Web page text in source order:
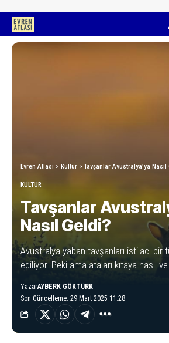
Evren Atlası > Kültür >Tavşanlar Avustralya’ya Nasıl
KÜLTÜR
Tavşanlar
Nasıl Geldi?
Avustralya yaban tavşanları istilacı bir
ediliyor. Peki ama ataları kıtaya nasıl
Son Güncelleme: 29 Mart 2025 11:28
YazarAYBERK GÖKTÜRK